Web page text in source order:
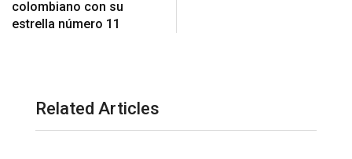
colombiano con su
estrella número 11
Related Articles